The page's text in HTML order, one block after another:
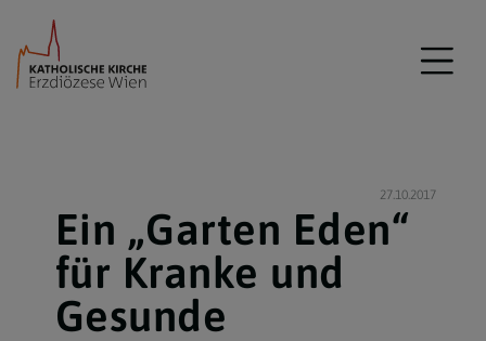
27.10.2017
Ein „Garten Eden“
für Kranke und
Gesunde